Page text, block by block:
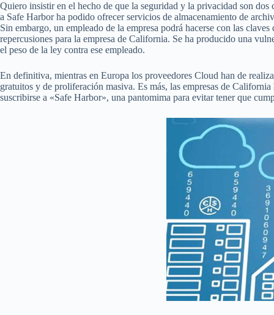
Quiero insistir en el hecho de que la seguridad y la privacidad son
a Safe Harbor ha podido ofrecer servicios de almacenamiento de
Sin embargo, un empleado de la empresa podrá hacerse con las
repercusiones para la empresa de California. Se ha producido una
el peso de la ley contra ese empleado.
En definitiva, mientras en Europa los proveedores Cloud han de
gratuitos y de proliferación masiva. Es más, las empresas de
suscribirse a «Safe Harbor», una pantomima para evitar tener que